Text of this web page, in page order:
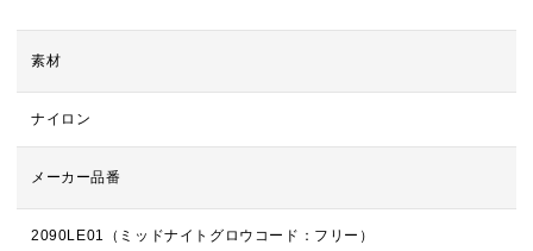
素材
ナイロン
メーカー品番
2090LE01（ミッドナイトグロウコード：フリー）